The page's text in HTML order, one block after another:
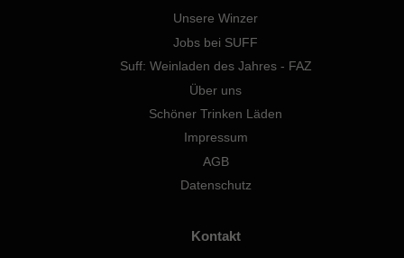
Unsere Winzer
Jobs bei SUFF
Suff: Weinladen des Jahres - FAZ
Über uns
Schöner Trinken Läden
Impressum
AGB
Datenschutz
Kontakt